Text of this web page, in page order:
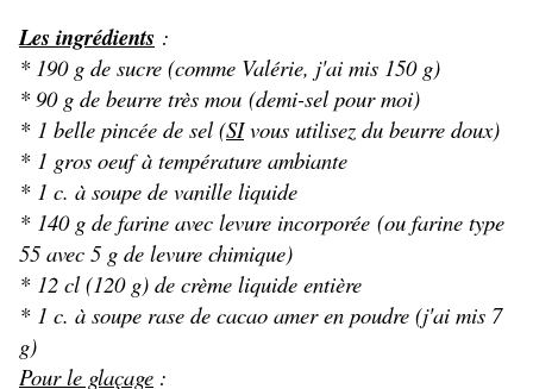
Les ingrédients :
* 190 g de sucre (comme Valérie, j'ai mis 150 g)
* 90 g de beurre très mou (demi-sel pour moi)
* 1 belle pincée de sel (SIvous utilisez du beurre doux)
* 1 gros oeuf à température ambiante
* 1 c. à soupe de vanille liquide
* 140 g de farine avec levure incorporée (ou farine type
55 avec 5 g de levure chimique)
* 12 cl (120 g) de crème liquide entière
* 1 c. à soupe rase de cacao amer en poudre (j'ai mis 7
g)
Pour le glaçage :